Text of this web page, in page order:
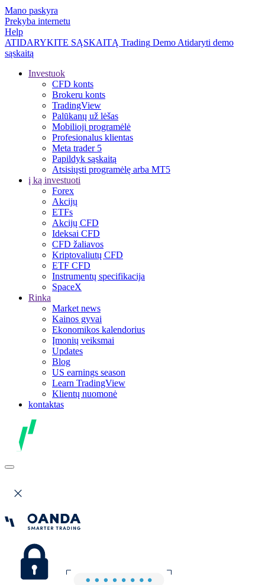
Mano paskyra
Prekyba internetu
Help
ATIDARYKITE SĄSKAITĄ Trading Demo Atidaryti demo
sąskaitą
Investuok
CFD konts
Brokeru konts
TradingView
Palūkanų už lėšas
Mobilioji programėlė
Profesionalus klientas
Meta trader 5
Papildyk sąskaitą
Atsisiųsti programėlę arba MT5
į ką investuoti
Forex
Akcijų
ETFs
Akcijų CFD
Ideksai CFD
CFD žaliavos
Kriptovaliutų CFD
ETF CFD
Instrumentų specifikacija
SpaceX
Rinka
Market news
Kainos gyvai
Ekonomikos kalendorius
Įmonių veiksmai
Updates
Blog
US earnings season
Learn TradingView
Klientų nuomonė
kontaktas